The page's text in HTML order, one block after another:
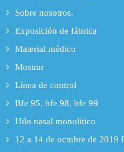
Sobre nosotros.
Exposición de fábrica
Material médico
Mostrar
Línea de control
Bfe 95, bfe 98, bfe 99
Hilo nasal monolítico
12 a 14 de octubre de 2019